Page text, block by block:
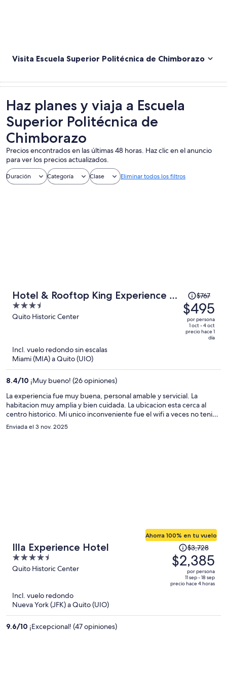
Visita Escuela Superior Politécnica de Chimborazo
Haz planes y viaja a Escuela
Superior Politécnica de
Chimborazo
Precios encontrados en las últimas 48 horas. Haz clic en el anuncio
para ver los precios actualizados.
Duración Categoría Clase Eliminar todos los filtros
Hotel & Rooftop King Experience by
David
3.5
out
Quito Historic Center
El
precio
era
de
$767
es
por
persona
$767
$495
por persona
1 oct - 4 oct
precio hace 1
día
Incl. vuelo redondo sin escalas
Miami (MIA) a Quito (UIO)
8.4/10 ¡Muy bueno! (26 opiniones)
La experiencia fue muy buena, personal amable y servicial. La
habitacion muy amplia y bien cuidada. La ubicacion esta cerca al
centro historico. Mi unico inconveniente fue el wifi a veces no tenia
señal y no podia ver television en la habitacion (netflix, etc)
Enviada el 3 nov. 2025
Illa Experience Hotel
4.5
out
5
Quito Historic Center
Ahorra 100% en tu vuelo
precio
era
$3,728
$3,728
$2,385
por persona
11 sep - 18 sep
precio hace 4 horas
Incl. vuelo redondo
Nueva York (JFK) a Quito (UIO)
9.6/10 ¡Excepcional! (47 opiniones)